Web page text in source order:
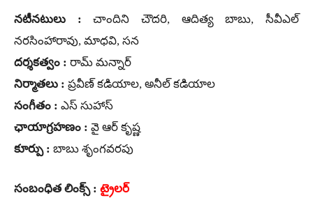
నటీనటులు : చాందిని చౌదరి, ఆదిత్య బాబు, సీవీఎల్
నరసింహారావు, మాధవి, సన
దర్శకత్వం : రామ్ మన్నార్
నిర్మాతలు : ప్రవీణ్ కడియాల, అనీల్ కడియాల
సంగీతం : ఎస్ సుహాస్
ఛాయాగ్రహణం : వై ఆర్ కృష్ణ
కూర్పు : బాబు శృంగవరపు
సంబంధిత లింక్స్ : ట్రైలర్